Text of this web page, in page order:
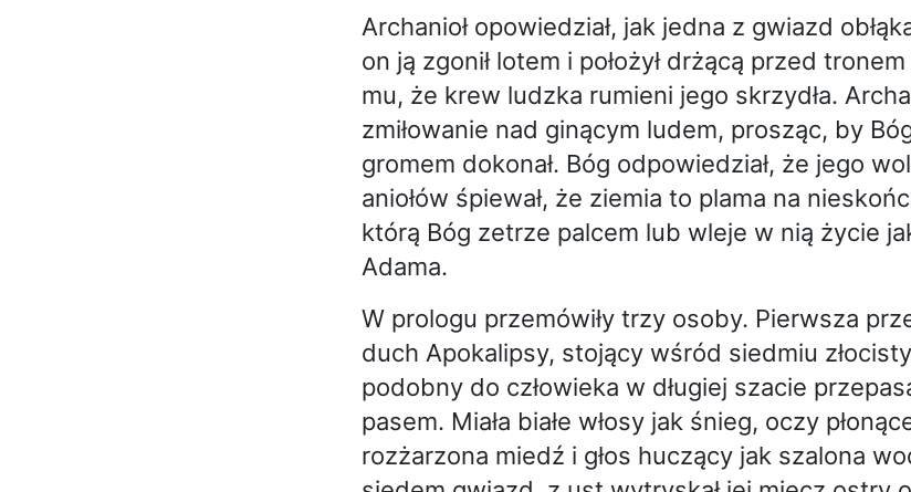
Archanioł opowiedział, jak jedna z gwiazd
on ją zgonił lotem i położył drżącą przed
mu, że krew ludzka rumieni jego skrzydła.
zmiłowanie nad ginącym ludem, prosząc, by
gromem dokonał. Bóg odpowiedział, że jego
aniołów śpiewał, że ziemia to plama na
którą Bóg zetrze palcem lub wleje w nią życie
Adama.
W prologu przemówiły trzy osoby. Pierwsza
duch Apokalipsy, stojący wśród siedmiu
podobny do człowieka w długiej szacie
pasem. Miała białe włosy jak śnieg, oczy
rozżarzona miedź i głos huczący jak szalona